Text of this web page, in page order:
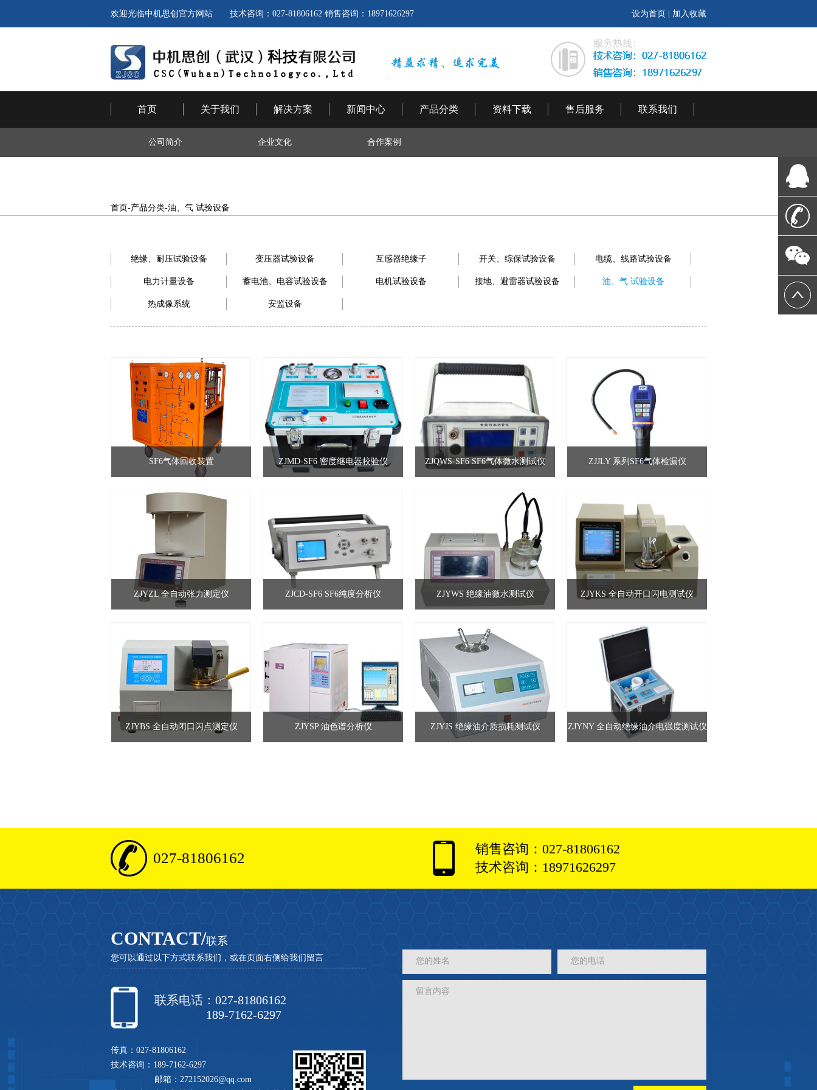
欢迎光临中机思创官方网站 技术咨询：027-81806162 销售咨询：18971626297 设为首页 加入收藏
首页 关于我们
公司简介 企业文化 合作案例
解决方案 新闻中心 产品分类 资料下载 售后服务 联系我们
首页-产品分类-油、气 试验设备
绝缘、耐压试验设备 变压器试验设备 互感器绝缘子 开关、综保试验设备 电缆、线路试验设备
电力计量设备 蓄电池、电容试验设备 电机试验设备 接地、避雷器试验设备 油、气 试验设备
热成像系统 安监设备
SF6气体回收装置 ZJMD-SF6 密度继电器校验仪 ZJQWS-SF6 SF6气体微水测试仪 ZJJLY 系列SF6气体检漏仪
ZJYZL 全自动张力测定仪 ZJCD-SF6 SF6纯度分析仪 ZJYWS 绝缘油微水测试仪 ZJYKS 全自动开口闪电测试仪
ZJYBS 全自动闭口闪点测定仪 ZJYSP 油色谱分析仪 ZJYJS 绝缘油介质损耗测试仪 ZJYNY 全自动绝缘油介电强度测试仪
027-81806162
销售咨询：027-81806162
技术咨询：18971626297
CONTACT/联系
您可以通过以下方式联系我们，或在页面右侧给我们留言
联系电话：027-81806162
189-7162-6297
传真：027-81806162
技术咨询：189-7162-6297
邮箱：272152026@qq.com
您的姓名 您的电话
留言内容